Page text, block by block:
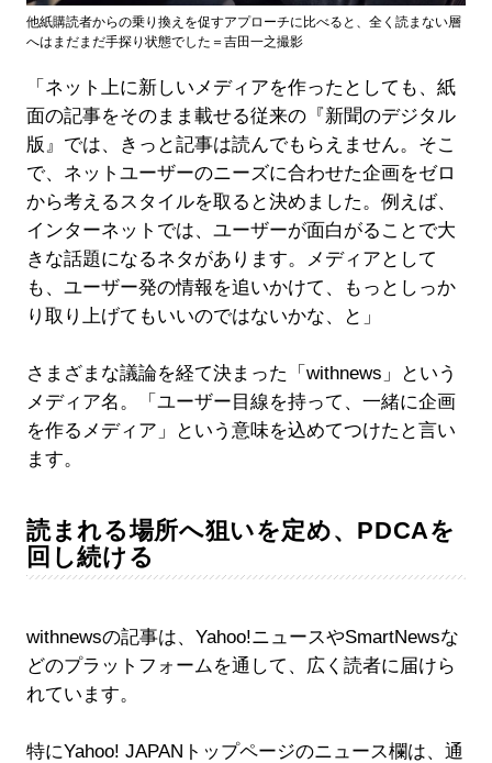
他紙購読者からの乗り換えを促すアプローチに比べると、全く読まない層
へはまだまだ手探り状態でした＝吉田一之撮影
「ネット上に新しいメディアを作ったとしても、紙
面の記事をそのまま載せる従来の『新聞のデジタル
版』では、きっと記事は読んでもらえません。そこ
で、ネットユーザーのニーズに合わせた企画をゼロ
から考えるスタイルを取ると決めました。例えば、
インターネットでは、ユーザーが面白がることで大
きな話題になるネタがあります。メディアとして
も、ユーザー発の情報を追いかけて、もっとしっか
り取り上げてもいいのではないかな、と」
さまざまな議論を経て決まった「withnews」という
メディア名。「ユーザー目線を持って、一緒に企画
を作るメディア」という意味を込めてつけたと言い
ます。
読まれる場所へ狙いを定め、PDCAを
回し続ける
withnewsの記事は、Yahoo!ニュースやSmartNewsな
どのプラットフォームを通して、広く読者に届けら
れています。
特にYahoo! JAPANトップページのニュース欄は、通